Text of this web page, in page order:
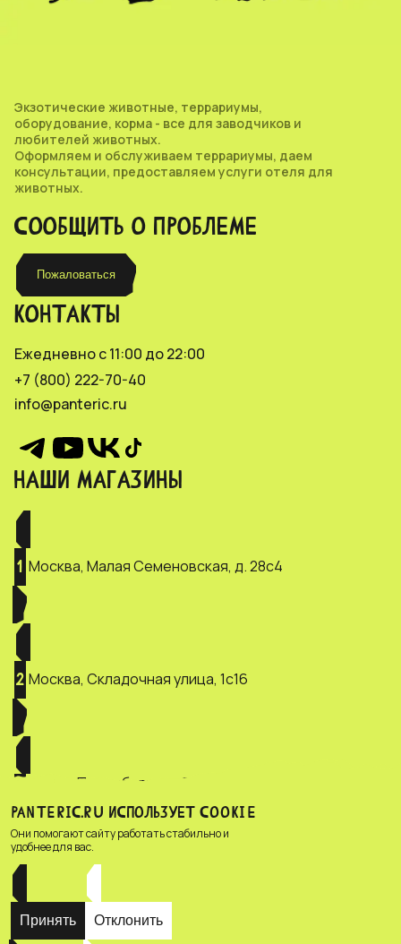
Экзотические животные, террариумы,
оборудование, корма - все для заводчиков и
любителей животных.
Оформляем и обслуживаем террариумы, даем
консультации, предоставляем услуги отеля для
животных.
СООБЩИТЬ О ПРОБЛЕМЕ
Пожаловаться
НАШИ МАГАЗИНЫ
1 Москва, Малая Семеновская, д. 28с4
2 Москва, Складочная улица, 1с16
Санкт-Петербург, ул. Зверинская, д.
2/5
КОНТАКТЫ
Ежедневно с 11:00 до 22:00
+7 (800) 222-70-40
info@panteric.ru
PANTERIC.RU ИСПОЛЬЗУЕТ COOKIE
Они помогают сайту работать стабильно и
удобнее для вас.
Принять Отклонить